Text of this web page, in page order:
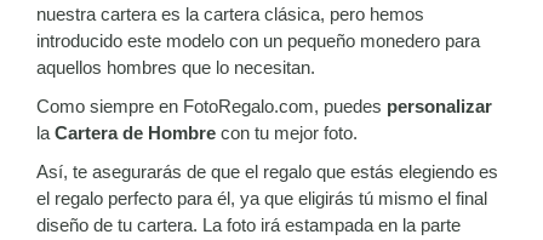
nuestra cartera es la cartera clásica, pero hemos
introducido este modelo con un pequeño monedero para
aquellos hombres que lo necesitan.
Como siempre en FotoRegalo.com, puedes personalizar
laCartera de Hombre con tu mejor foto.
Así, te asegurarás de que el regalo que estás elegiendo es
el regalo perfecto para él, ya que eligirás tú mismo el final
diseño de tu cartera. La foto irá estampada en la parte